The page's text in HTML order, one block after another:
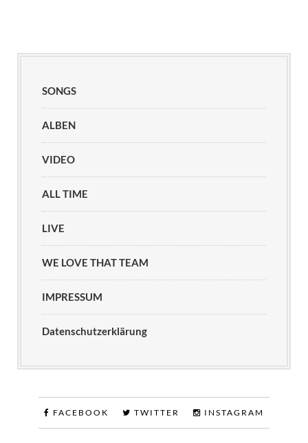
SONGS
ALBEN
VIDEO
ALL TIME
LIVE
WE LOVE THAT TEAM
IMPRESSUM
Datenschutzerklärung
FACEBOOK TWITTER INSTAGRAM